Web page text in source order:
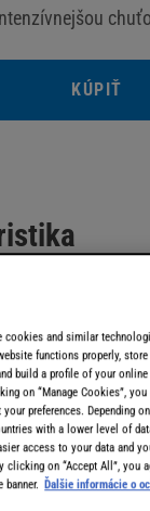
KÚPIŤ
cookies and similar
functions properly,
build a profile of your
on “Manage Cookies”,
preferences. Depending
with a lower level of
access to your data and
clicking on “Accept All”, you
Ďalšie informácie o